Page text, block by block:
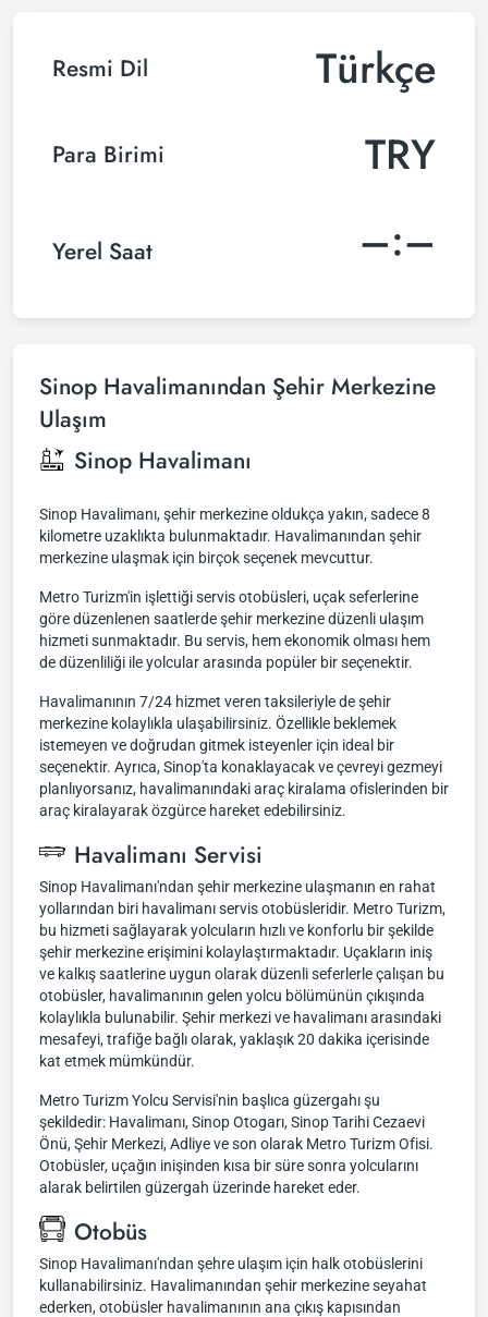
Resmi Dil Türkçe
Para Birimi TRY
Yerel Saat –:–
Sinop Havalimanından Şehir Merkezine
Ulaşım
Sinop Havalimanı
Sinop Havalimanı, şehir merkezine oldukça yakın, sadece 8
kilometre uzaklıkta bulunmaktadır. Havalimanından şehir
merkezine ulaşmak için birçok seçenek mevcuttur.
Metro Turizm'in işlettiği servis otobüsleri, uçak seferlerine
göre düzenlenen saatlerde şehir merkezine düzenli ulaşım
hizmeti sunmaktadır. Bu servis, hem ekonomik olması hem
de düzenliliği ile yolcular arasında popüler bir seçenektir.
Havalimanının 7/24 hizmet veren taksileriyle de şehir
merkezine kolaylıkla ulaşabilirsiniz. Özellikle beklemek
istemeyen ve doğrudan gitmek isteyenler için ideal bir
seçenektir. Ayrıca, Sinop'ta konaklayacak ve çevreyi gezmeyi
planlıyorsanız, havalimanındaki araç kiralama ofislerinden bir
araç kiralayarak özgürce hareket edebilirsiniz.
Havalimanı Servisi
Sinop Havalimanı'ndan şehir merkezine ulaşmanın en rahat
yollarından biri havalimanı servis otobüsleridir. Metro Turizm,
bu hizmeti sağlayarak yolcuların hızlı ve konforlu bir şekilde
şehir merkezine erişimini kolaylaştırmaktadır. Uçakların iniş
ve kalkış saatlerine uygun olarak düzenli seferlerle çalışan bu
otobüsler, havalimanının gelen yolcu bölümünün çıkışında
kolaylıkla bulunabilir. Şehir merkezi ve havalimanı arasındaki
mesafeyi, trafiğe bağlı olarak, yaklaşık 20 dakika içerisinde
kat etmek mümkündür.
Metro Turizm Yolcu Servisi'nin başlıca güzergahı şu
şekildedir: Havalimanı, Sinop Otogarı, Sinop Tarihi Cezaevi
Önü, Şehir Merkezi, Adliye ve son olarak Metro Turizm Ofisi.
Otobüsler, uçağın inişinden kısa bir süre sonra yolcularını
alarak belirtilen güzergah üzerinde hareket eder.
Otobüs
Sinop Havalimanı'ndan şehre ulaşım için halk otobüslerini
kullanabilirsiniz. Havalimanından şehir merkezine seyahat
ederken, otobüsler havalimanının ana çıkış kapısından